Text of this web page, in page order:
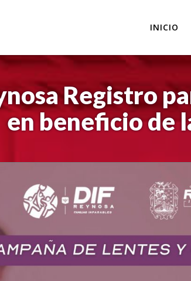
INICIO
Registro
en beneficio de